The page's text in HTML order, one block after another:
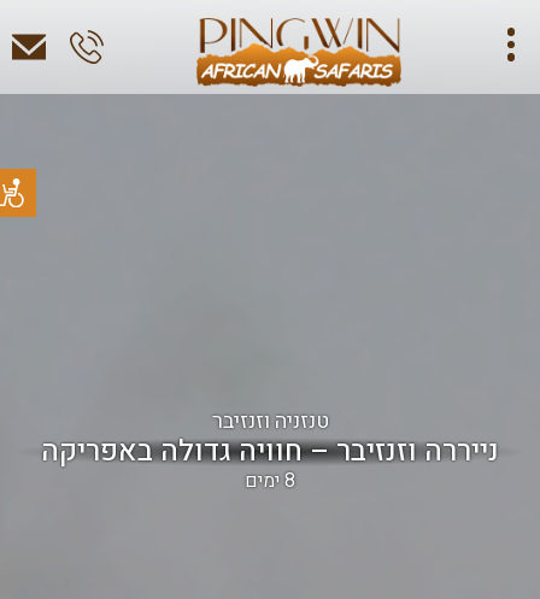
טנזניה וזנזיבר
נייררה וזנזיבר – חוויה גדולה באפריקה
8 ימים